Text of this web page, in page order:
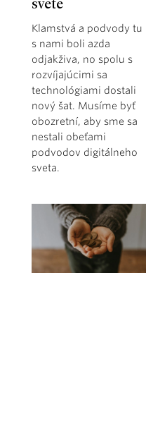
svete
Klamstvá a podvody tu
s nami boli azda
odjakživa, no spolu s
rozvíjajúcimi sa
technológiami dostali
nový šat. Musíme byť
obozretní, aby sme sa
nestali obeťami
podvodov digitálneho
sveta.